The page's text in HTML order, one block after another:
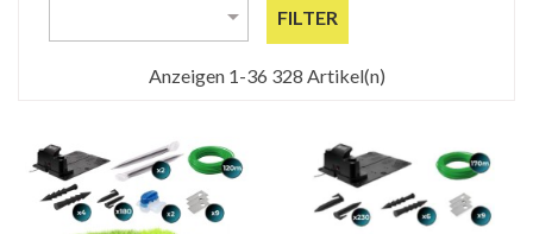
 FILTER
Anzeigen 1-36 328 Artikel(n)